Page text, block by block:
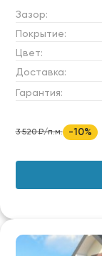
Зазор:
Покрытие:
Цвет:
Доставка:
Гарантия:
3 520 ₽/п.м. -10%